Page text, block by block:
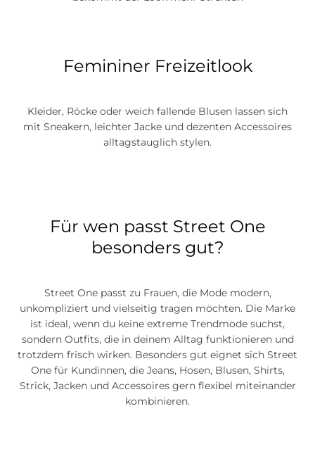
Femininer Freizeitlook
Kleider, Röcke oder weich fallende Blusen lassen sich
mit Sneakern, leichter Jacke und dezenten Accessoires
alltagstauglich stylen.
Für wen passt Street One
besonders gut?
Street One passt zu Frauen, die Mode modern,
unkompliziert und vielseitig tragen möchten. Die Marke
ist ideal, wenn du keine extreme Trendmode suchst,
sondern Outfits, die in deinem Alltag funktionieren und
trotzdem frisch wirken. Besonders gut eignet sich Street
One für Kundinnen, die Jeans, Hosen, Blusen, Shirts,
Strick, Jacken und Accessoires gern flexibel miteinander
kombinieren.